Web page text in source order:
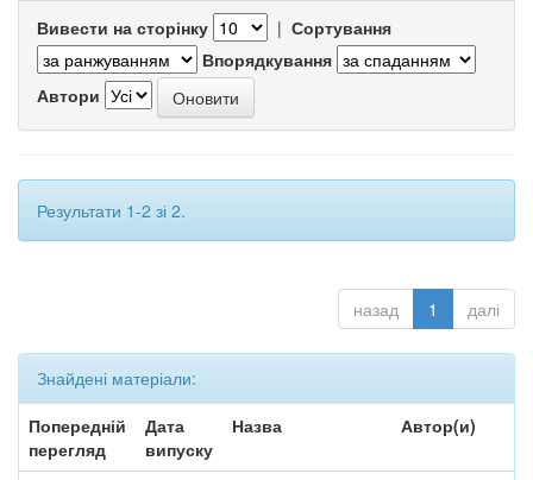
Вивести на сторінку | Сортування
Впорядкування
Автори
Результати 1-2 зі 2.
назад 1 далі
Знайдені матеріали:
Попередній
перегляд
Дата
випуску
Назва Автор(и)